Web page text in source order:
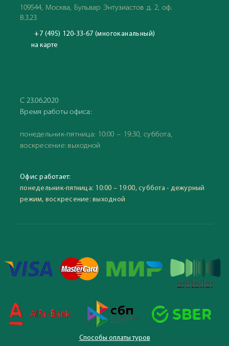
109544, Москва, Бульвар Энтузиастов д. 2, оф.
В.3.23
+7 (495) 120-33-67 (многоканальный)
на карте
С 23.06.2020
Время работы офиса:
понедельник-пятница: 10:00 – 19:30, суббота,
воскресение: выходной
Офис работает:
понедельник-пятница: 10:00 – 19:00, суббота - дежурный
режим, воскресение: выходной
Способы оплаты туров